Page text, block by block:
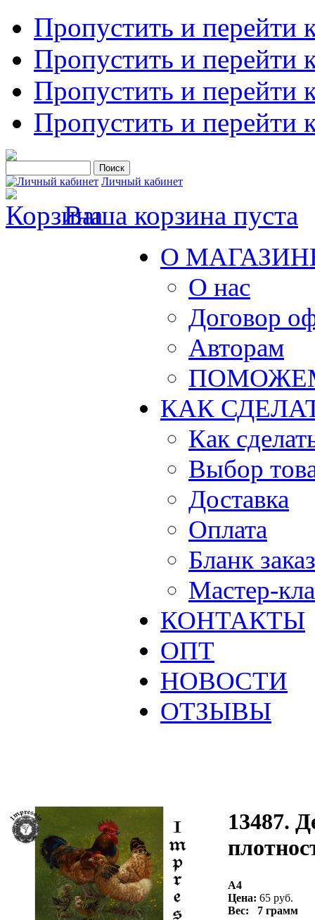
Пропустить и перейти
Пропустить и перейти
Пропустить и перейти
Пропустить и перейти
Личный кабинет
Ваша корзина пуста
О
О нас
Договор
Авторам
КАК
Как
Выбор
Доставка
Оплата
Бланк
Мастер-
КОНТАКТЫ
ОПТ
НОВОСТИ
ОТЗЫВЫ
13487.
А4
Цена: 65 руб.
Вес: 7 грамм